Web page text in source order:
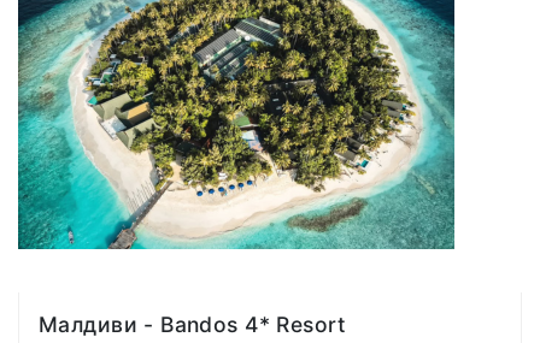
Малдиви - Bandos 4* Resort